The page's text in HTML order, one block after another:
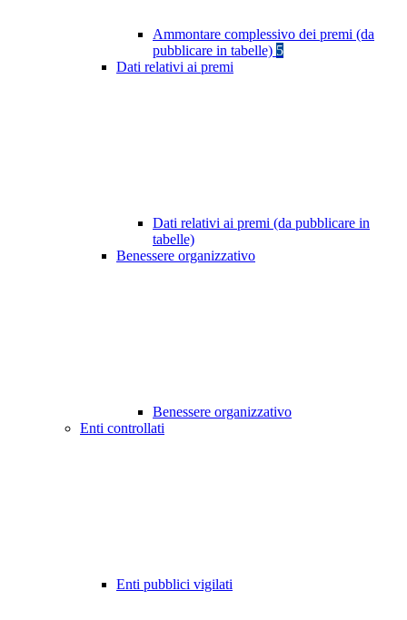
Ammontare complessivo dei premi (da
pubblicare in tabelle) 5
Dati relativi ai premi
Dati relativi ai premi (da pubblicare in
tabelle)
Benessere organizzativo
Benessere organizzativo
Enti controllati
Enti pubblici vigilati